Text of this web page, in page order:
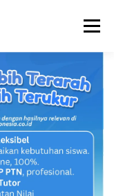
Menu
ALUMNI